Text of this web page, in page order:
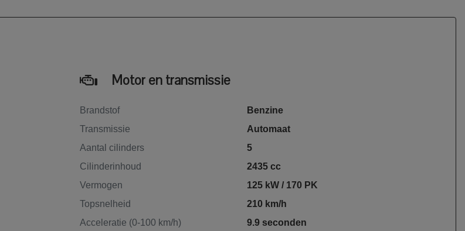
Motor en transmissie
Brandstof
Benzine
Transmissie
Automaat
Aantal cilinders
5
Cilinderinhoud
2435 cc
Vermogen
125 kW / 170 PK
Topsnelheid
210 km/h
Acceleratie (0-100 km/h)
9.9 seconden